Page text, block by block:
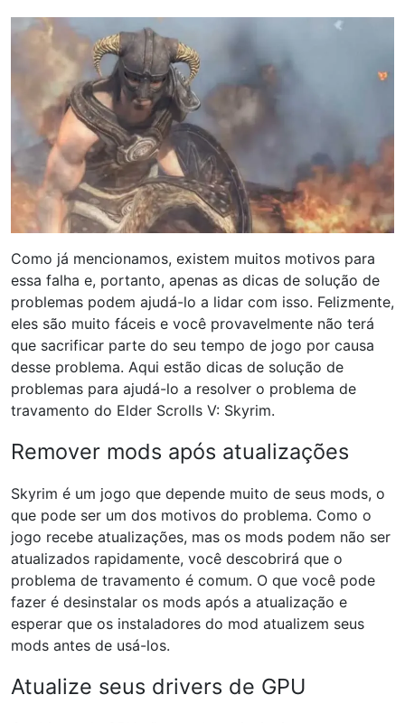
Como já mencionamos, existem muitos motivos para
essa falha e, portanto, apenas as dicas de solução de
problemas podem ajudá-lo a lidar com isso. Felizmente,
eles são muito fáceis e você provavelmente não terá
que sacrificar parte do seu tempo de jogo por causa
desse problema. Aqui estão dicas de solução de
problemas para ajudá-lo a resolver o problema de
travamento do Elder Scrolls V: Skyrim.
Remover mods após atualizações
Skyrim é um jogo que depende muito de seus mods, o
que pode ser um dos motivos do problema. Como o
jogo recebe atualizações, mas os mods podem não ser
atualizados rapidamente, você descobrirá que o
problema de travamento é comum. O que você pode
fazer é desinstalar os mods após a atualização e
esperar que os instaladores do mod atualizem seus
mods antes de usá-los.
Atualize seus drivers de GPU